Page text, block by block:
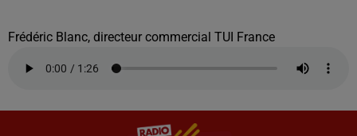
Frédéric Blanc, directeur commercial TUI France